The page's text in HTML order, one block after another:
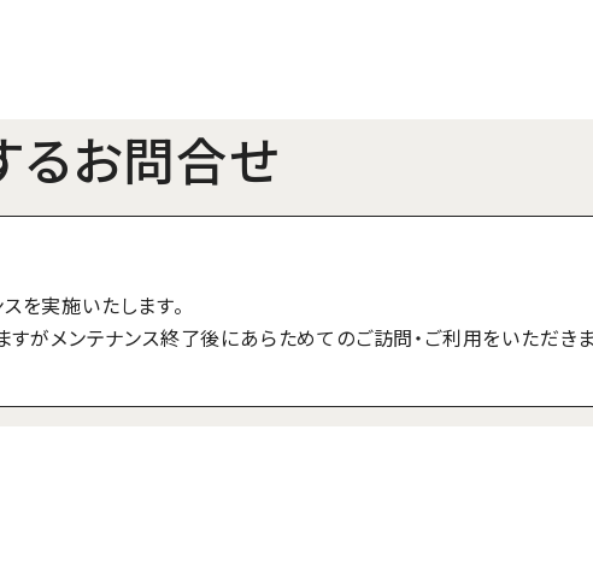
るお問合せ
実施いたします。
がメンテナンス終了後にあらためてのご訪問・ご利用をいただき